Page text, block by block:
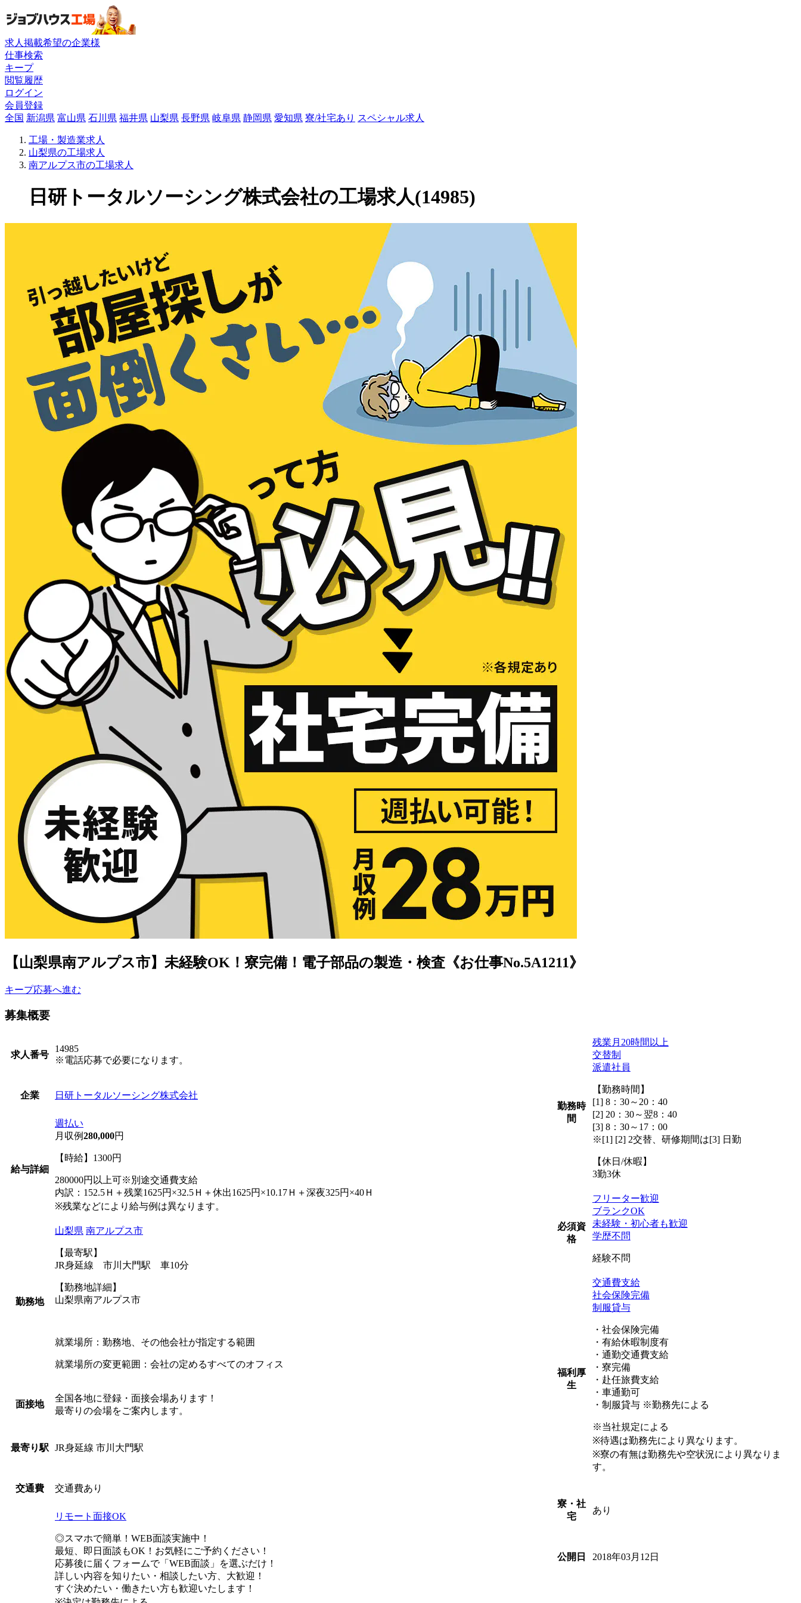
求人掲載希望の企業様
仕事検索
キープ
閲覧履歴
ログイン
会員登録
全国 新潟県 富山県 石川県 福井県 山梨県 長野県 岐阜県 静岡県 愛知県 寮/社宅あり スペシャル求人
工場・製造業求人
山梨県の工場求人
南アルプス市の工場求人
日研トータルソーシング株式会社の工場求人(14985)
【山梨県南アルプス市】未経験OK！寮完備！電子部品の製造・検査《お仕事No.5A1211》
キープ応募へ進む
募集概要
求人番号
14985
※電話応募で必要になります。
企業 日研トータルソーシング株式会社
給与詳細
週払い
月収例280,000円
【時給】1300円
280000円以上可※別途交通費支給
内訳：152.5Ｈ＋残業1625円×32.5Ｈ＋休出1625円×10.17Ｈ＋深夜325円×40Ｈ
※残業などにより給与例は異なります。
勤務地
山梨県 南アルプス市
【最寄駅】
JR身延線 市川大門駅 車10分
【勤務地詳細】
山梨県南アルプス市
就業場所：勤務地、その他会社が指定する範囲
就業場所の変更範囲：会社の定めるすべてのオフィス
面接地
全国各地に登録・面接会場あります！
最寄りの会場をご案内します。
最寄り駅 JR身延線 市川大門駅
交通費 交通費あり
リモート面接OK
◎スマホで簡単！WEB面談実施中！
最短、即日面談もOK！お気軽にご予約ください！
応募後に届くフォームで「WEB面談」を選ぶだけ！
詳しい内容を知りたい・相談したい方、大歓迎！
すぐ決めたい・働きたい方も歓迎いたします！
勤務時
間
残業月20時間以上
交替制
派遣社員
【勤務時間】
[1] 8：30～20：40
[2] 20：30～翌8：40
[3] 8：30～17：00
※[1] [2] 2交替、研修期間は[3] 日勤
【休日/休暇】
3勤3休
必須資
格
フリーター歓迎
ブランクOK
未経験・初心者も歓迎
学歴不問
経験不問
福利厚
生
交通費支給
社会保険完備
制服貸与
・社会保険完備
・有給休暇制度有
・通勤交通費支給
・寮完備
・赴任旅費支給
・車通勤可
・制服貸与 ※勤務先による
※当社規定による
※待遇は勤務先により異なります。
※寮の有無は勤務先や空状況により異なりま
す。
寮・社
宅
あり
公開日 2018年03月12日